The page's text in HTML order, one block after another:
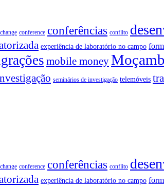
conference conferências conflito
experiência de laboratório no campo
mobile money
seminários de investigação telemóveis
conference conferências conflito
experiência de laboratório no campo